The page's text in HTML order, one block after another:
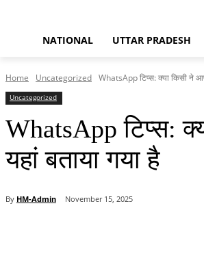
NATIONAL UTTAR PRADESH
Home Uncategorized WhatsApp टिप्स: क्या किसी ने
Uncategorized
WhatsApp टिप्स:
यहां बताया गया है
By HM-Admin November 15, 2025